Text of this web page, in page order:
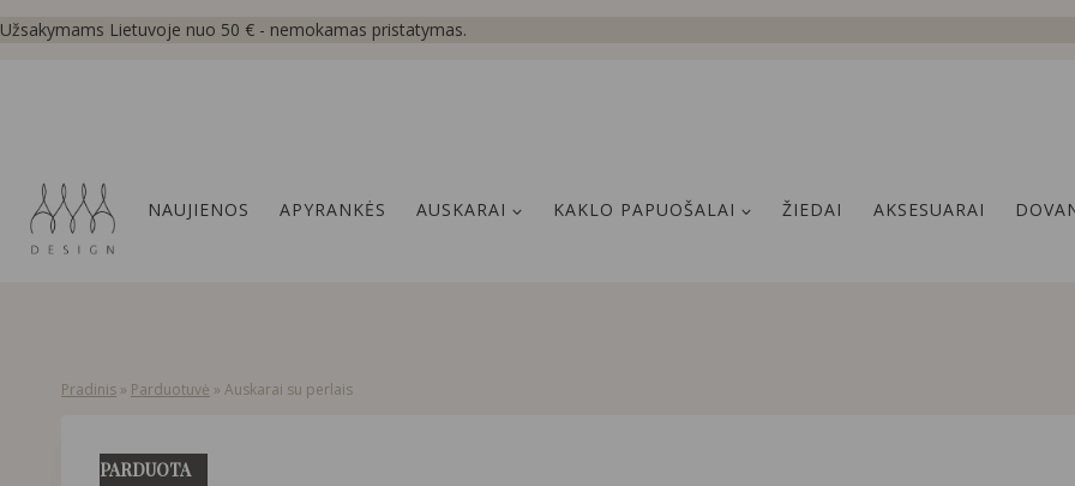
to
Užsakymams Lietuvoje nuo 50 € - nemokamas pristatymas.
NAUJIENOS APYRANKĖS AUSKARAI KAKLO PAPUOŠALAI ŽIEDAI AKSESUARAI
Pradinis » Parduotuvė » Auskarai su perlais
PARDUOTA